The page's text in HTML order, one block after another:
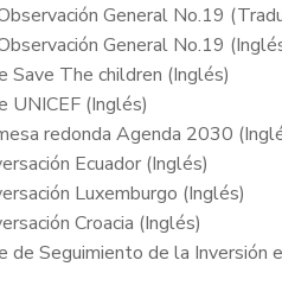
General No.19
General No.19
Save The children (Inglés)
UNICEF (Inglés)
redonda Agenda 2030
Ecuador (Inglés)
Luxemburgo (Inglés)
Croacia (Inglés)
de Seguimiento de la Inversión